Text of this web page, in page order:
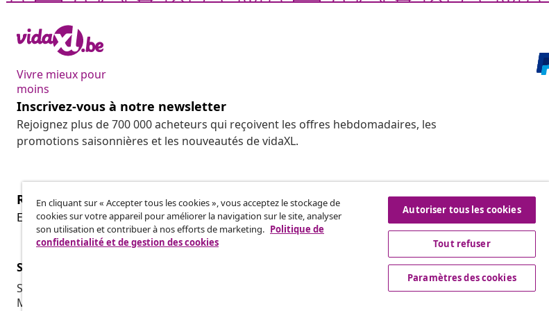
Vivre mieux pour
moins
Inscrivez-vous à notre newsletter
Rejoignez plus de 700 000 acheteurs qui reçoivent les offres hebdomadaires, les
promotions saisonnières et les nouveautés de vidaXL.
Résilier le contrat
Envoyez une demande de rétractation concernant votre commande.
Résilier le contrat
Service Clients
Suivez votre commande
Mon compte
vidaXL
À propos de
Conditions
En cliquant sur « Accepter tous les cookies », vous acceptez le stockage de
cookies sur votre appareil pour améliorer la navigation sur le site, analyser
son utilisation et contribuer à nos efforts de marketing. Politique de
confidentialité et de gestion des cookies
Autoriser tous les cookies
Tout refuser
Paramètres des cookies